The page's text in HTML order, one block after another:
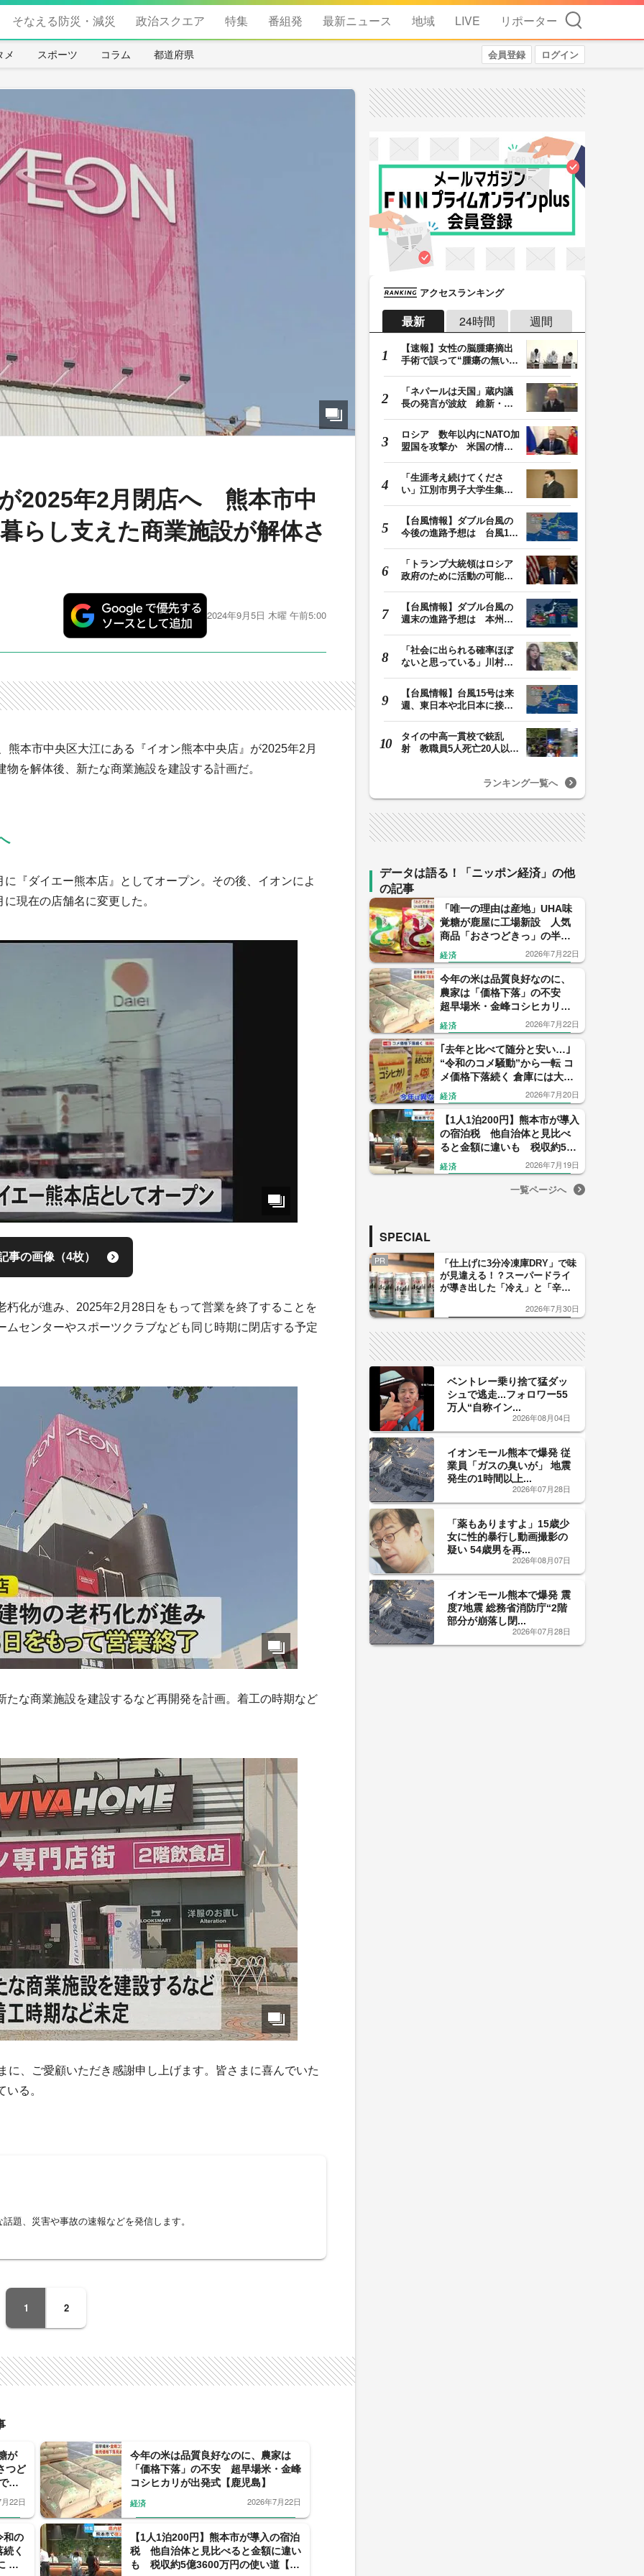
そなえる防災・減災 政治スクエア 特集 番組発 最新ニュース 地域 LIVE リポーター 検索
メ スポーツ コラム 都道府県 会員登録 ログイン
2025年2月閉店へ 熊本市中
らし支えた商業施設が解体さ
2024年9月5日 木曜 午前5:00
本市中央区大江にある『イオン熊本中央店』が2025年2月
を解体後、新たな商業施設を建設する計画だ。
『ダイエー熊本店』としてオープン。その後、イオンによ
現在の店舗名に変更した。
事の画像（4枚）
化が進み、2025年2月28日をもって営業を終了することを
センターやスポーツクラブなども同じ時期に閉店する予定
な商業施設を建設するなど再開発を計画。着工の時期など
に、ご愛顧いただき感謝申し上げます。皆さまに喜んでいた
る。
題、災害や事故の速報などを発信します。
1 2
が
つど
加
22日
今年の米は品質良好なのに、農家は
「価格下落」の不安 超早場米・金峰
コシヒカリが出発式【鹿児島】
経済 2026年7月22日
和の
く
背
【1人1泊200円】熊本市が導入の宿泊
税 他自治体と見比べると金額に違い
も 税収約5億3600万円の使い道【熊
アクセスランキング
最新 24時間 週間
【速報】女性の脳腫瘍摘出
手術で誤って“腫瘍の無い部
「ネパールは天国」蔵内議
長の発言が波紋 維新・吉
ロシア 数年以内にNATO加
盟国を攻撃か 米国の情報
「生涯考え続けてくださ
い」江別市男子大学生集団
【台風情報】ダブル台風の
今後の進路予想は 台風13
「トランプ大統領はロシア
政府のために活動の可能
【台風情報】ダブル台風の
週末の進路予想は 本州は
「社会に出られる確率ほぼ
ないと思っている」川村葉
【台風情報】台風15号は来
週、東日本や北日本に接近
タイの中高一貫校で銃乱
射 教職員5人死亡20人以上
ランキング一覧へ
データは語る！「ニッポン経済」の他
の記事
「唯一の理由は産地」UHA味
覚糖が鹿屋に工場新設 人気
商品「おさつどきっ」の半数
2000万袋を鹿児島で加工へ
経済 2026年7月22日
今年の米は品質良好なのに、
農家は「価格下落」の不安
超早場米・金峰コシヒカリが
出発式【鹿児島】
経済 2026年7月22日
｢去年と比べて随分と安い…｣
“令和のコメ騒動”から一転 コ
メ価格下落続く 倉庫には大量
のコメ袋が山積みに 背景には
何があるのか 【福岡発】
経済 2026年7月20日
【1人1泊200円】熊本市が導入
の宿泊税 他自治体と見比べ
ると金額に違いも 税収約5億
3600万円の使い道【熊本発】
経済 2026年7月19日
一覧ページへ
SPECIAL
PR
「仕上げに3分冷凍庫DRY」で味
が見違える！？スーパードライ
が導き出した「冷え」と「辛
した「辛口カーブ」が飲み頃の
2026年7月30日
ベントレー乗り捨て猛ダッ
シュで逃走...フォロワー55
万人“自称イン...
2026年08月04日
イオンモール熊本で爆発 従
業員「ガスの臭いが」 地震
発生の1時間以上...
2026年07月28日
「薬もありますよ」15歳少
女に性的暴行し動画撮影の
疑い 54歳男を再...
2026年08月07日
イオンモール熊本で爆発 震
度7地震 総務省消防庁“2階
部分が崩落し閉...
2026年07月28日